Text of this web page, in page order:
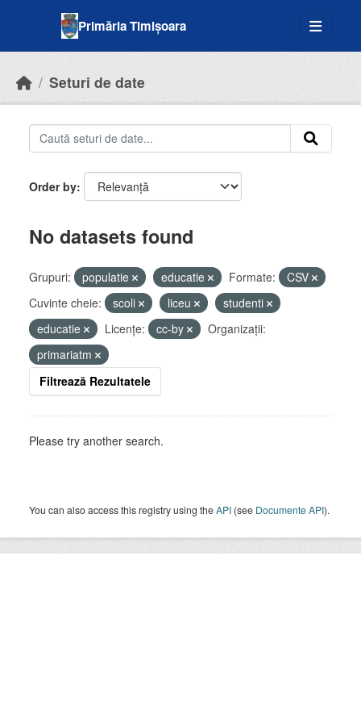
Primăria Timișoara
Seturi de date
Order by
No datasets found
Grupuri: populatie educatie Formate:
CSV
Cuvinte cheie:
scoli liceu
studenti
educatie
Licenţe: cc-by
Organizații:
primariatm
Filtrează Rezultatele
Please try another search.
You can also access this registry using theAPI (see Documente API).